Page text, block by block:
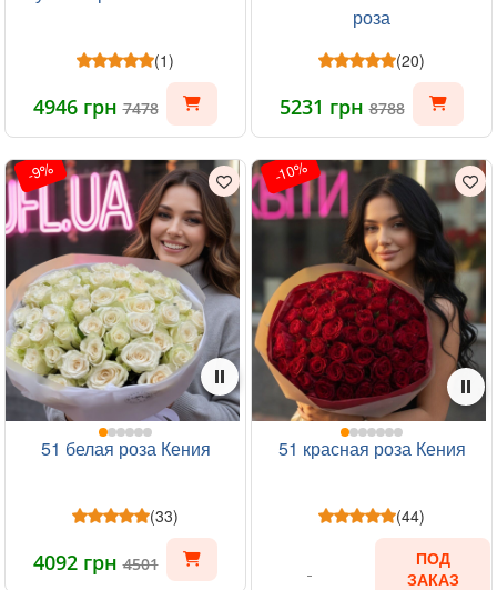
(1)
4946 грн7478
роза
(20)
5231 грн8788
-9%
51 белая роза Кения
(33)
4092 грн4501
-10%
51 красная роза Кения
(44)
ПОД
ЗАКАЗ